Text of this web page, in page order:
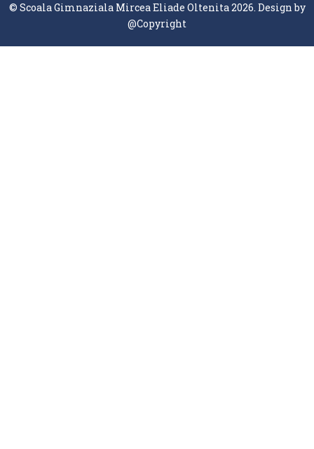
© Scoala Gimnaziala Mircea Eliade Oltenita 2026. Design by
@Copyright